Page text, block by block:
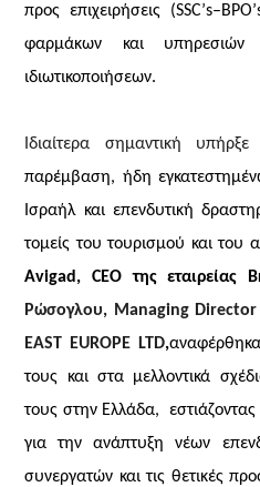
προς επιχειρήσεις (SSC’s–BPO’
φαρμάκων και
ιδιωτικοποιήσεων.
Ιδιαίτερα σημαντική
παρέμβαση, ήδη
Ισραήλ και επενδυτική
τομείς του τουρισμού και του
Avigad ,CEO της εταιρείας
Ρώσογλου, Managing Director
EAST EUROPE LTD,
τους και στα μελλοντικά
τους στην Ελλάδα,
για την ανάπτυξη νέων
συνεργατών και τις θετικές